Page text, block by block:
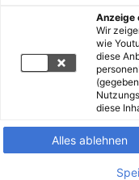
Anzeige
Wir
wie
diese
diese
Alles ablehnen